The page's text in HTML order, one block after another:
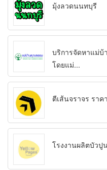
มุ้งลวดนนทบุรี
บริการจัดหาแม่บ้
โดยแม่...
ตีเส้นจราจร รา
โรงงานผลิตบัว